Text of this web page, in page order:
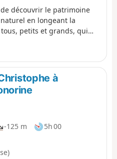
découvrir le patrimoine
en longeant la
petits et grands, qui
de Denouval, en
du centre-ville.
à
-125 m
5h 00